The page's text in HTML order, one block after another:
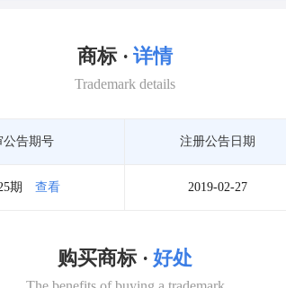
商标 · 详情
Trademark details
公告期号 注册公告日期
期 查看 2019-02-27
购买商标 · 好处